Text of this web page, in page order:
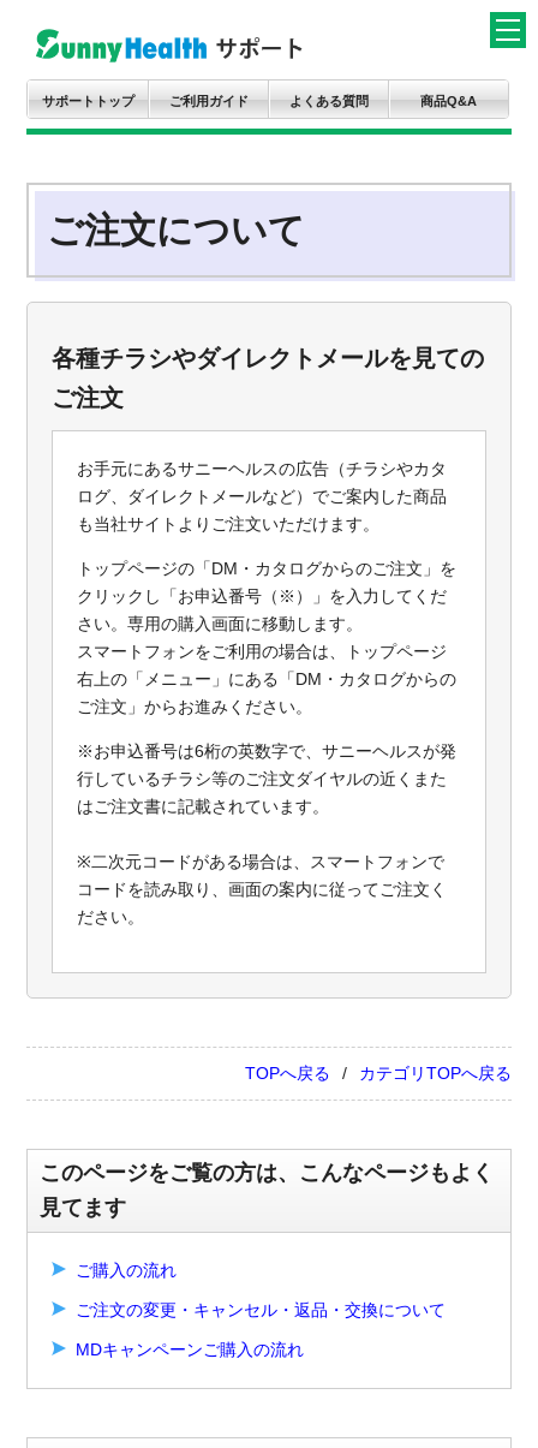
サポートトップ ご利用ガイド よくある質問 商品Q&A
ご注文について
各種チラシやダイレクトメールを見ての
ご注文
お手元にあるサニーヘルスの広告（チラシやカタ
ログ、ダイレクトメールなど）でご案内した商品
も当社サイトよりご注文いただけます。
トップページの「DM・カタログからのご注文」を
クリックし「お申込番号（※）」を入力してくだ
さい。専用の購入画面に移動します。
スマートフォンをご利用の場合は、トップページ
右上の「メニュー」にある「DM・カタログからの
ご注文」からお進みください。
※お申込番号は6桁の英数字で、サニーヘルスが発
行しているチラシ等のご注文ダイヤルの近くまた
はご注文書に記載されています。
※二次元コードがある場合は、スマートフォンで
コードを読み取り、画面の案内に従ってご注文く
ださい。
TOPへ戻る カテゴリTOPへ戻る
このページをご覧の方は、こんなページもよく
見てます
ご購入の流れ
ご注文の変更・キャンセル・返品・交換について
MDキャンペーンご購入の流れ